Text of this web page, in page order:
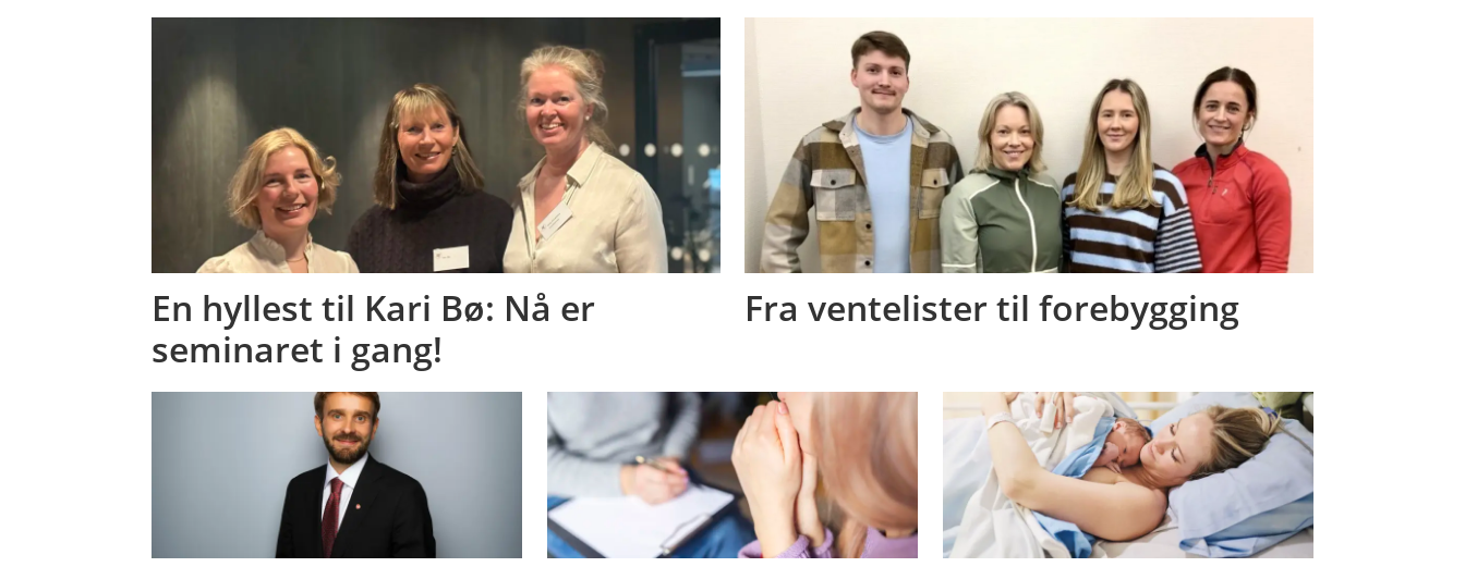
En hyllest til Kari Bø: Nå er
seminaret i gang!
Fra ventelister til forebygging